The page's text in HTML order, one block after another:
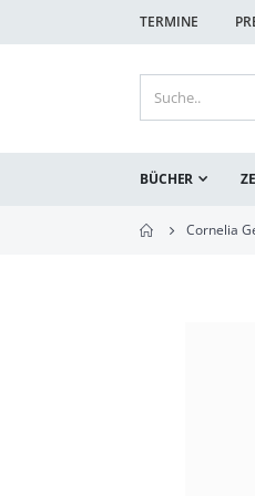
TERMINE
BÜCHER
Cornelia